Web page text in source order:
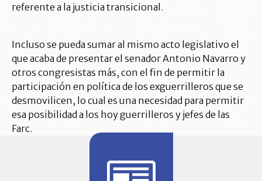
referente a la justicia transicional.
Incluso se pueda sumar al mismo acto legislativo el
que acaba de presentar el senador Antonio Navarro y
otros congresistas más, con el fin de permitir la
participación en política de los exguerrilleros que se
desmovilicen, lo cual es una necesidad para permitir
esa posibilidad a los hoy guerrilleros y jefes de las
Farc.